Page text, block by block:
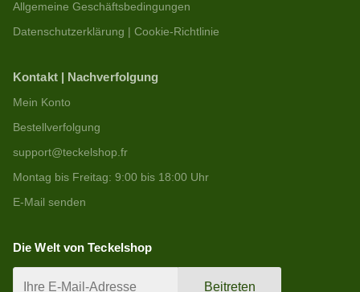
Allgemeine Geschäftsbedingungen
Datenschutzerklärung | Cookie-Richtlinie
Kontakt | Nachverfolgung
Mein Konto
Bestellverfolgung
support@teckelshop.fr
Montag bis Freitag: 9:00 bis 18:00 Uhr
E-Mail senden
Die Welt von Teckelshop
Beitreten